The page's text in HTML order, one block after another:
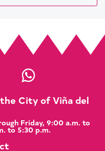
City of Viña del
Friday, 9:00 a.m. to
to 5:30 p.m.